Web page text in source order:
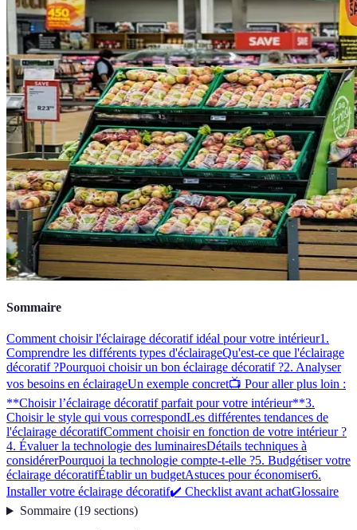
Sommaire
Comment choisir l'éclairage décoratif idéal pour votre intérieur1.
Comprendre les différents types d'éclairageQu'est-ce que l'éclairage
décoratif ?Pourquoi choisir un bon éclairage décoratif ?2. Analyser
vos besoins en éclairageUn exemple concret📺 Pour aller plus loin :
**Choisir l’éclairage décoratif parfait pour votre intérieur**3.
Choisir le style qui vous correspondLes différentes tendances de
l'éclairage décoratifComment choisir en fonction de votre intérieur ?
4. Évaluer la technologie des luminairesDétails techniques à
considérerPourquoi la technologie compte-t-elle ?5. Budgétiser votre
éclairage décoratifÉtablir un budgetAstuces pour économiser6.
Installer votre éclairage décoratif✔️ Checklist avant achatGlossaire
Sommaire(19 sections)